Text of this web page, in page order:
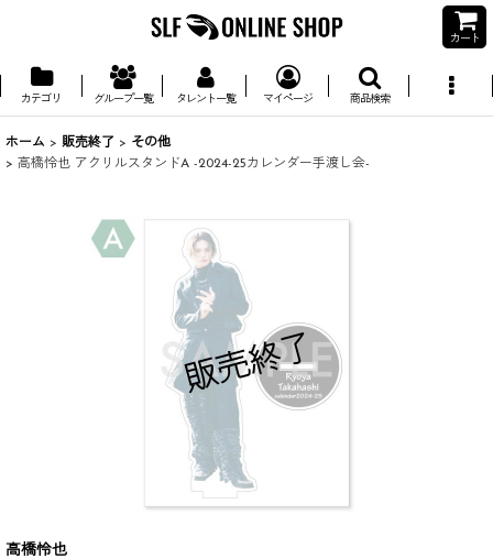
カート
カテゴリ グループ一覧 タレント一覧 マイページ 商品検索
ホーム > 販売終了 > その他
> 高橋怜也 アクリルスタンドA -2024-25カレンダー手渡し会-
高橋怜也